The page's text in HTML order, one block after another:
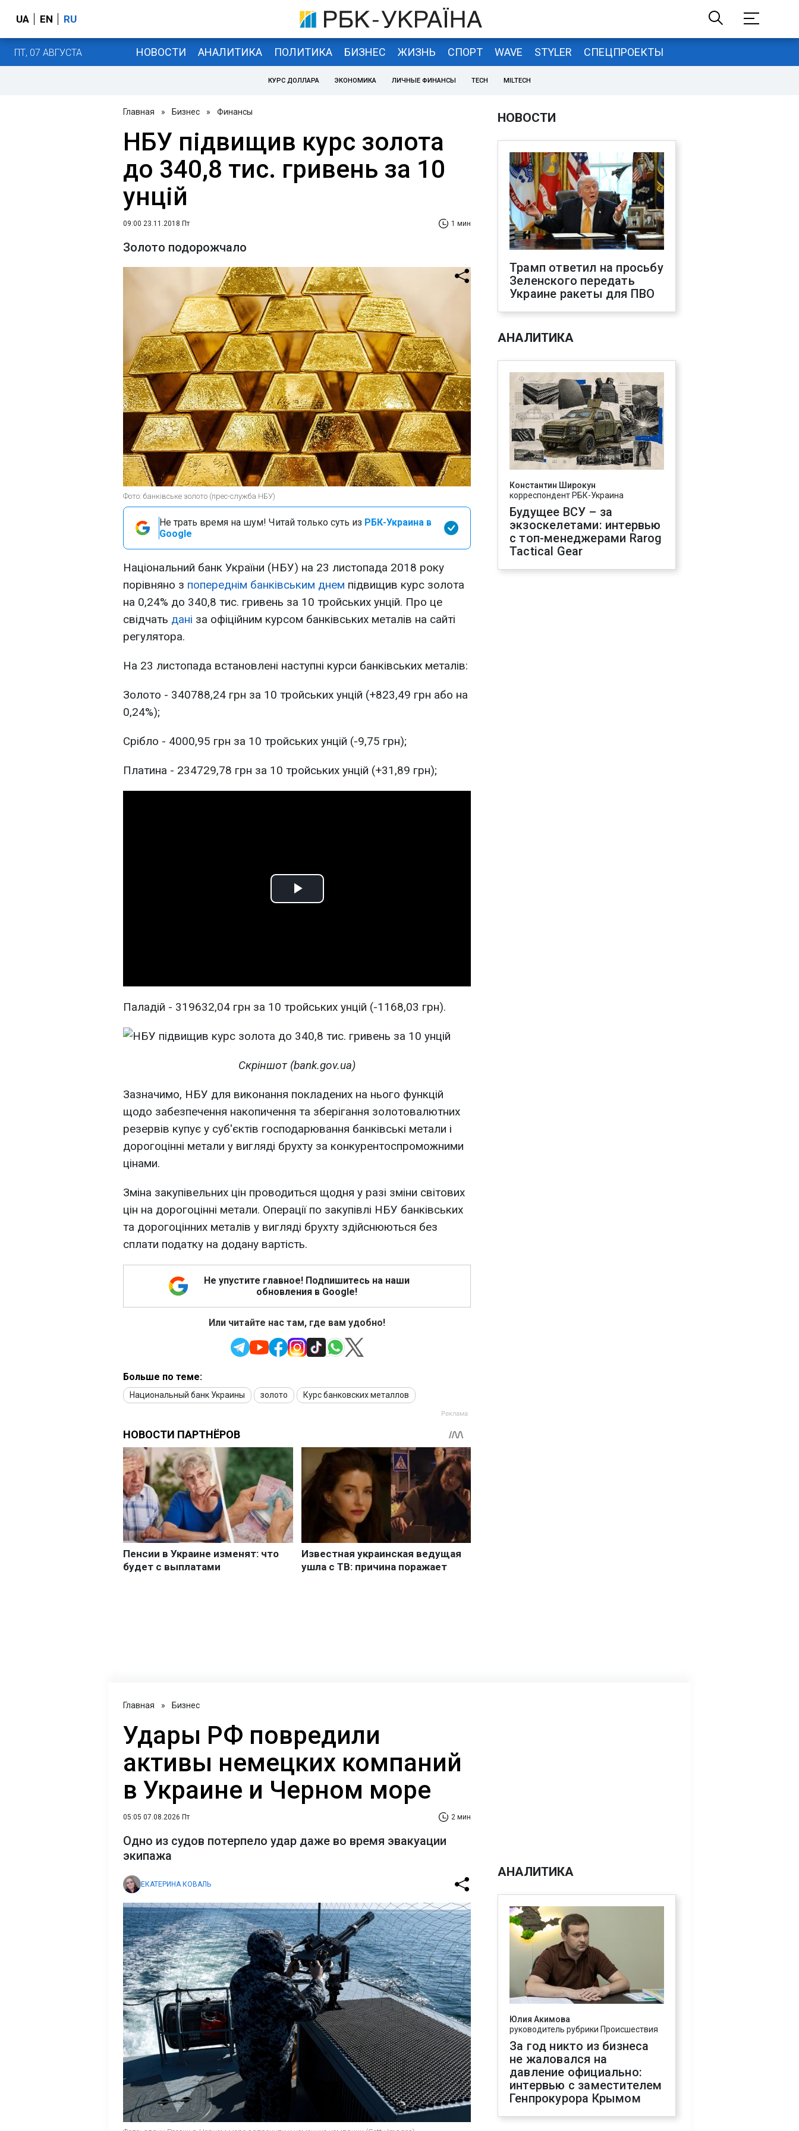
UA EN RU
ПТ, 07 АВГУСТА НОВОСТИ АНАЛИТИКА ПОЛИТИКА БИЗНЕС ЖИЗНЬ СПОРТ WAVE STYLER СПЕЦПРОЕКТЫ
КУРС ДОЛЛАРА ЭКОНОМИКА ЛИЧНЫЕ ФИНАНСЫ TECH MILTECH
Главная » Бизнес » Финансы
НБУ підвищив курс золота
до 340,8 тис. гривень за 10
унцій
09:00 23.11.2018 Пт 1 мин
Золото подорожчало
Фото: банківське золото (прес-служба НБУ)
Не трать время на шум! Читай только суть из РБК-Украина в
Google
Національний банк України (НБУ) на 23 листопада 2018 року
порівняно з попереднім банківським днем підвищив курс золота
на 0,24% до 340,8 тис. гривень за 10 тройських унцій. Про це
свідчать дані за офіційним курсом банківських металів на сайті
регулятора.
На 23 листопада встановлені наступні курси банківських металів:
Золото - 340788,24 грн за 10 тройських унцій (+823,49 грн або на
0,24%);
Срібло - 4000,95 грн за 10 тройських унцій (-9,75 грн);
Платина - 234729,78 грн за 10 тройських унцій (+31,89 грн);
Play
Паладій - 319632,04 грн за 10 тройських унцій (-1168,03 грн).
Скріншот (bank.gov.ua)
Зазначимо, НБУ для виконання покладених на нього функцій
щодо забезпечення накопичення та зберігання золотовалютних
резервів купує у суб'єктів господарювання банківські метали і
дорогоцінні метали у вигляді брухту за конкурентоспроможними
цінами.
Зміна закупівельних цін проводиться щодня у разі зміни світових
цін на дорогоцінні метали. Операції по закупівлі НБУ банківських
та дорогоцінних металів у вигляді брухту здійснюються без
сплати податку на додану вартість.
Не упустите главное! Подпишитесь на наши
обновления в Google!
Или читайте нас там, где вам удобно!
Больше по теме:
Национальный банк Украины золото Курс банковских металлов
НОВОСТИ
Трамп ответил на просьбу
Зеленского передать
Украине ракеты для ПВО
АНАЛИТИКА
Константин Широкун
корреспондент РБК-Украина
Будущее ВСУ – за
экзоскелетами: интервью
с топ-менеджерами Rarog
Tactical Gear
Главная » Бизнес
Удары РФ повредили
активы немецких компаний
в Украине и Черном море
05:05 07.08.2026 Пт 2 мин
Одно из судов потерпело удар даже во время эвакуации
экипажа
ЕКАТЕРИНА КОВАЛЬ
АНАЛИТИКА
Юлия Акимова
руководитель рубрики Происшествия
За год никто из бизнеса
не жаловался на
давление официально:
интервью с заместителем
Генпрокурора Крымом